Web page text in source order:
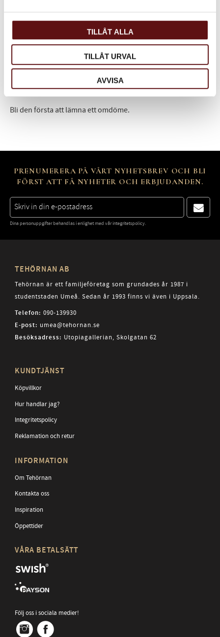
TILLÅT ALLA
TILLÅT URVAL
AVVISA
Bli den första att lämna ett omdöme.
PRENUMERERA PÅ VÅRT NYHETSBREV OCH BLI
FÖRST ATT FÅ NYHETER OCH ERBJUDANDEN.
Dina personuppgifter behandlas i enlighet med vårintegritetspolicy.
TEHÖRNAN AB
Tehörnan är ett familjeföretag som grundades år 1987 i
studentstaden Umeå. Sedan år 1993 finns vi även i Uppsala.
Telefon: 090-139930
E-post: umea@tehornan.se
Besöksadress: Utopiagallerian, Skolgatan 62
KUNDTJÄNST
Köpvillkor
Hur handlar jag?
Integritetspolicy
Reklamation och retur
INFORMATION
Om Tehörnan
Kontakta oss
Inspiration
Öppettider
VÅRA BETALSÄTT
Följ oss i sociala medier!